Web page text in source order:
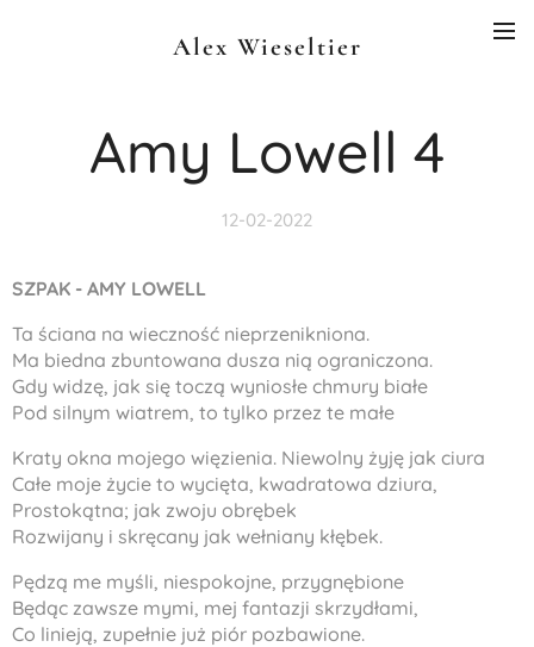
Alex Wieseltier
Amy Lowell 4
12-02-2022
SZPAK - AMY LOWELL
Ta ściana na wieczność nieprzenikniona.
Ma biedna zbuntowana dusza nią ograniczona.
Gdy widzę, jak się toczą wyniosłe chmury białe
Pod silnym wiatrem, to tylko przez te małe
Kraty okna mojego więzienia. Niewolny żyję jak ciura
Całe moje życie to wycięta, kwadratowa dziura,
Prostokątna; jak zwoju obrębek
Rozwijany i skręcany jak wełniany kłębek.
Pędzą me myśli, niespokojne, przygnębione
Będąc zawsze mymi, mej fantazji skrzydłami,
Co linieją, zupełnie już piór pozbawione.